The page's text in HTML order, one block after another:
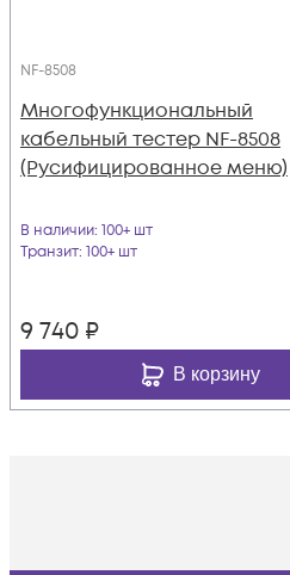
NF-8508
Многофункциональный
кабельный тестер NF-8508
(Русифицированное меню)
В наличии: 100+ шт
Транзит: 100+ шт
9 740 ₽
В корзину